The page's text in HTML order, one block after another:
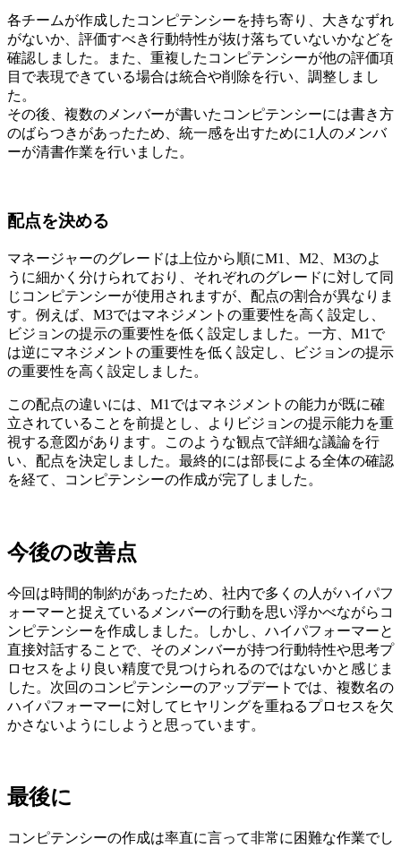
各チームが作成したコンピテンシーを持ち寄り、大きなずれ
がないか、評価すべき行動特性が抜け落ちていないかなどを
確認しました。また、重複したコンピテンシーが他の評価項
目で表現できている場合は統合や削除を行い、調整しまし
た。
その後、複数のメンバーが書いたコンピテンシーには書き方
のばらつきがあったため、統一感を出すために1人のメンバ
ーが清書作業を行いました。
配点を決める
マネージャーのグレードは上位から順にM1、M2、M3のよ
うに細かく分けられており、それぞれのグレードに対して同
じコンピテンシーが使用されますが、配点の割合が異なりま
す。例えば、M3ではマネジメントの重要性を高く設定し、
ビジョンの提示の重要性を低く設定しました。一方、M1で
は逆にマネジメントの重要性を低く設定し、ビジョンの提示
の重要性を高く設定しました。
この配点の違いには、M1ではマネジメントの能力が既に確
立されていることを前提とし、よりビジョンの提示能力を重
視する意図があります。このような観点で詳細な議論を行
い、配点を決定しました。最終的には部長による全体の確認
を経て、コンピテンシーの作成が完了しました。
今後の改善点
今回は時間的制約があったため、社内で多くの人がハイパフ
ォーマーと捉えているメンバーの行動を思い浮かべながらコ
ンピテンシーを作成しました。しかし、ハイパフォーマーと
直接対話することで、そのメンバーが持つ行動特性や思考プ
ロセスをより良い精度で見つけられるのではないかと感じま
した。次回のコンピテンシーのアップデートでは、複数名の
ハイパフォーマーに対してヒヤリングを重ねるプロセスを欠
かさないようにしようと思っています。
最後に
コンピテンシーの作成は率直に言って非常に困難な作業でし